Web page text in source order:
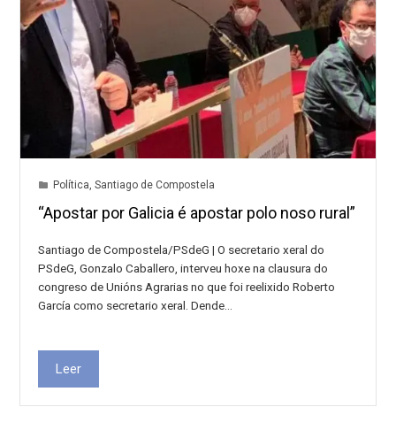
Política,Santiago de Compostela
“Apostar por Galicia é apostar polo noso rural”
Santiago de Compostela/PSdeG | O secretario xeral do
PSdeG, Gonzalo Caballero, interveu hoxe na clausura do
congreso de Unións Agrarias no que foi reelixido Roberto
García como secretario xeral. Dende…
Leer